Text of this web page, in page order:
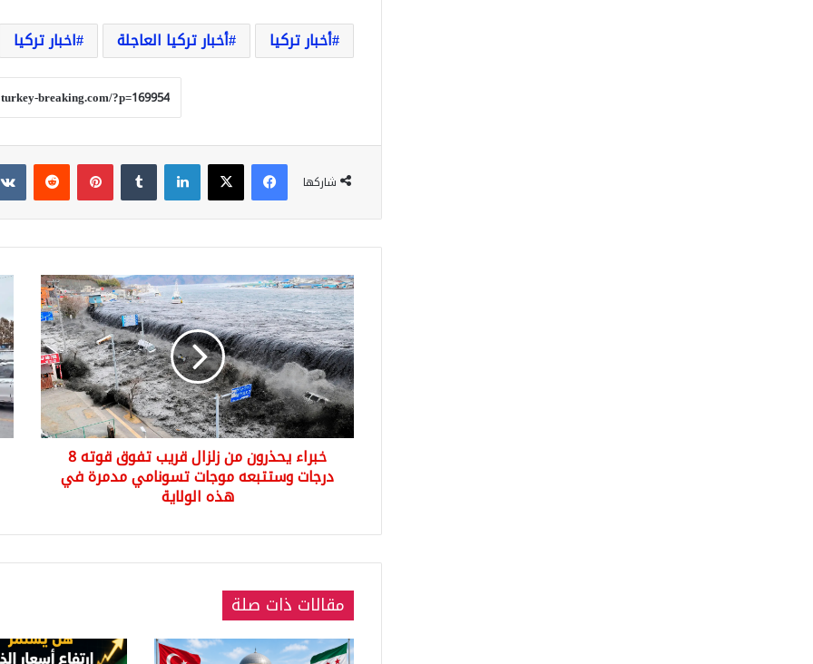
أخبار تركيا أخبار تركيا العاجلة اخبار تركيا
شاركها
فيسبوك‫X لينكدإن بينتيريست
خبراء
يحذرون
من
زلزال
قريب
تفوق
قوته
8
درجات
وستتبعه
موجات
تسونامي
في
الولاية
خبراء يحذرون من زلزال قريب تفوق قوته 8
درجات وستتبعه موجات تسونامي مدمرة في
هذه الولاية
-
مقالات ذات صلة